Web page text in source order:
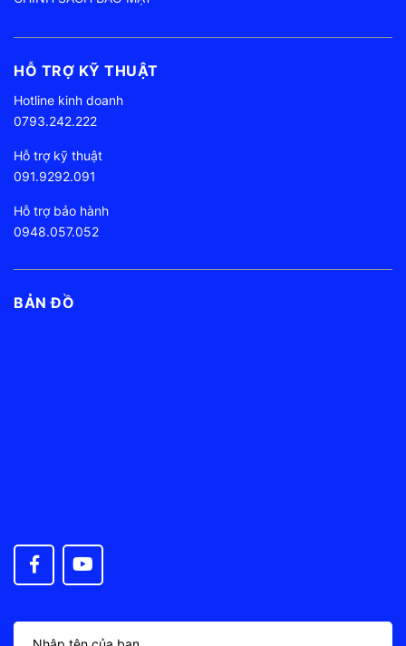
HỖ TRỢ KỸ THUẬT
Hotline kinh doanh
0793.242.222
Hỗ trợ kỹ thuật
091.9292.091
Hỗ trợ bảo hành
0948.057.052
BẢN ĐỒ